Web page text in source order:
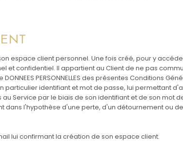
espace client personnel. Une fois créé, pour y
et confidentiel. Il appartient au Client de ne pas
PERSONNELLES des présentes Conditions
identifiant et mot de passe, lui permettant
Service par le biais de son identifiant et de son mot
dans l'hypothèse d'une perte, d'un détournement ou
lui confirmant la création de son espace client.